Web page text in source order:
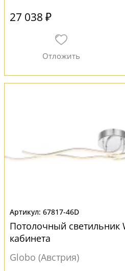
27 038 ₽
67817-46D
Потолочный светильник
кабинета
Globo (Австрия)